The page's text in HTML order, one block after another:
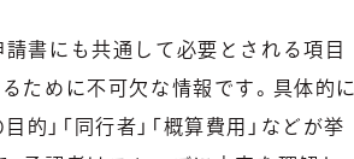
書にも共通して必要とされる項目
ために不可欠な情報です。具体的に
目的」「同行者」「概算費用」などが挙